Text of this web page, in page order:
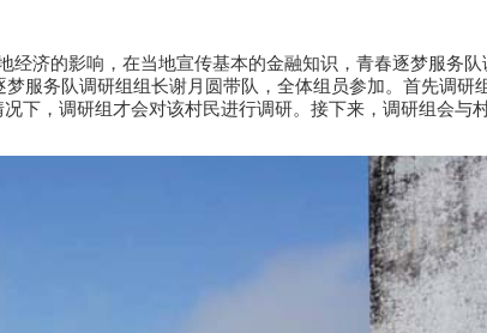
济的影响，在当地宣传基本的金融知识，青春逐梦服务队
务队调研组组长谢月圆带队，全体组员参加。首先调研
下，调研组才会对该村民进行调研。接下来，调研组会与